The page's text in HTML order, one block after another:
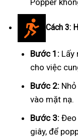
Cách 3:
Bước 1: Lấy
cho việc
Bước 2:
vào mặt nạ.
Bước 3: Đeo
giây, để